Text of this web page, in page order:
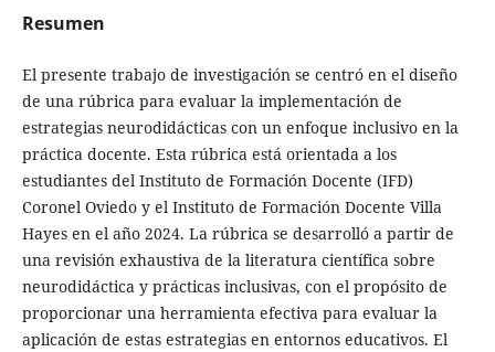
Resumen
El presente trabajo de investigación se centró en el diseño
de una rúbrica para evaluar la implementación de
estrategias neurodidácticas con un enfoque inclusivo en la
práctica docente. Esta rúbrica está orientada a los
estudiantes del Instituto de Formación Docente (IFD)
Coronel Oviedo y el Instituto de Formación Docente Villa
Hayes en el año 2024. La rúbrica se desarrolló a partir de
una revisión exhaustiva de la literatura científica sobre
neurodidáctica y prácticas inclusivas, con el propósito de
proporcionar una herramienta efectiva para evaluar la
aplicación de estas estrategias en entornos educativos. El